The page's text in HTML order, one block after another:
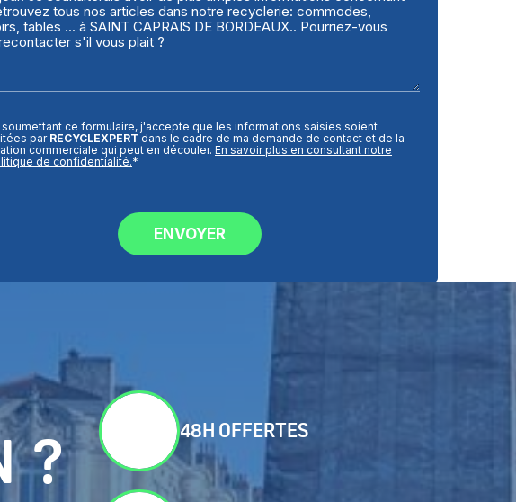
soumettant ce formulaire, j'accepte que les informations saisies soient
parRECYCLEXPERT dans le cadre de ma demande de contact et de la
commerciale qui peut en découler. En savoir plus en consultant notre
de confidentialité.*
? 48H OFFERTES